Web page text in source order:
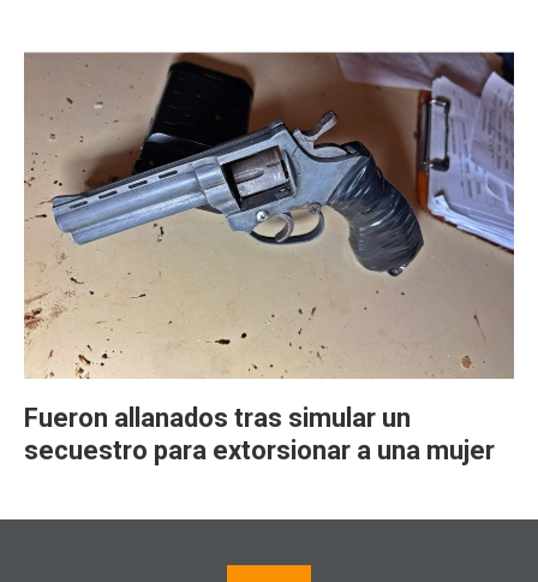
Fueron allanados tras simular un
secuestro para extorsionar a una mujer